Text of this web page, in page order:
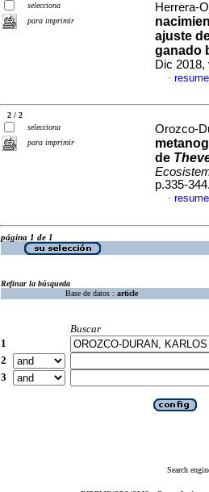
selecciona
para imprimir
Herrera-
ajuste
ganado
Dic 2018,
·
2 / 2
selecciona
para imprimir
Orozco-
de
p.335-
·
página 1 de 1
Refinar la búsqueda
Base de datos : article
Buscar
1
2
3
Search